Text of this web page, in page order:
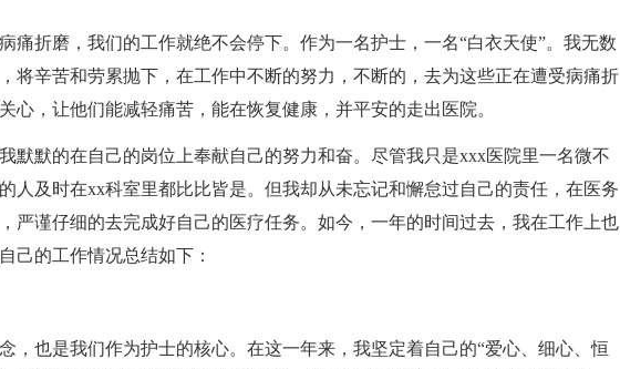
痛折磨，我们的工作就绝不会停下。作为一名护士，一名“白衣天使”。我无数
将辛苦和劳累抛下，在工作中不断的努力，不断的，去为这些正在遭受病痛折
心，让他们能减轻痛苦，能在恢复健康，并平安的走出医院。
默默的在自己的岗位上奉献自己的努力和奋。尽管我只是xxx医院里一名微不
人及时在xx科室里都比比皆是。但我却从未忘记和懈怠过自己的责任，在医务
严谨仔细的去完成好自己的医疗任务。如今，一年的时间过去，我在工作上也
己的工作情况总结如下：
，也是我们作为护士的核心。在这一年来，我坚定着自己的“爱心、细心、恒